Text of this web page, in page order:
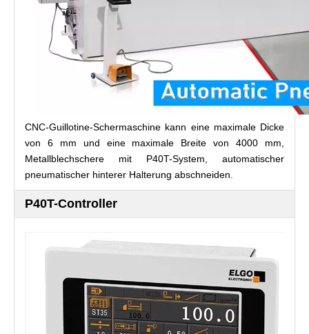
CNC-Guillotine-Schermaschine kann eine maximale Dicke
von 6 mm und eine maximale Breite von 4000 mm,
Metallblechschere mit P40T-System, automatischer
pneumatischer hinterer Halterung abschneiden.
P40T-Controller